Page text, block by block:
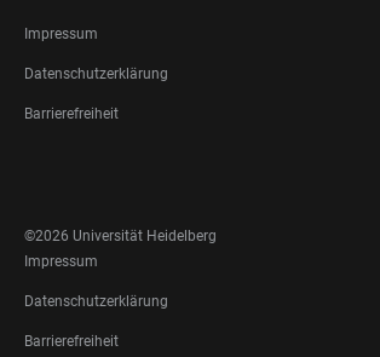
FOOTER
LEGAL
Impressum
Datenschutzerklärung
Barrierefreiheit
MEDIA
©2026 Universität Heidelberg
FOOTER
LEGAL
Impressum
Datenschutzerklärung
Barrierefreiheit